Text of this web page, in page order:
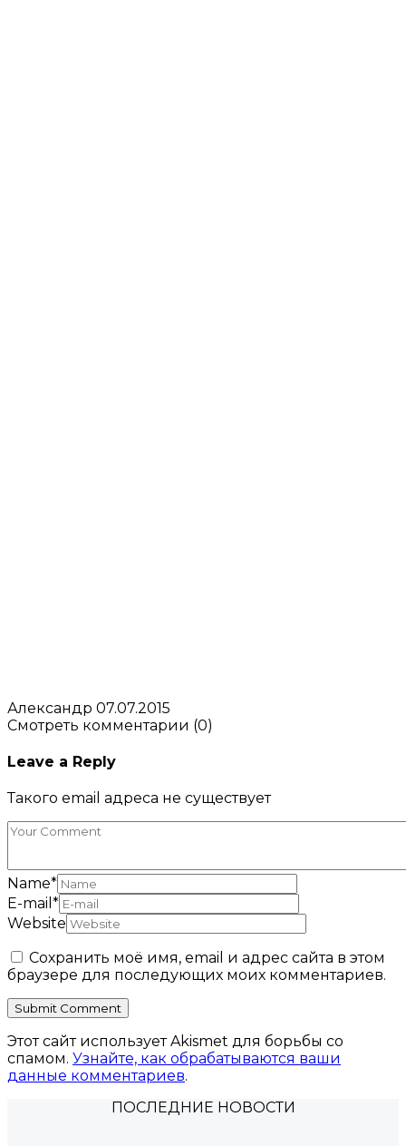
Александр 07.07.2015
Смотреть комментарии (0)
Leave a Reply
Такого email адреса не существует
Name*
E-mail *
Website
Сохранить моё имя, email и адрес сайта в этом
браузере для последующих моих комментариев.
Этот сайт использует Akismet для борьбы со
спамом. Узнайте, как обрабатываются ваши
данные комментариев.
ПОСЛЕДНИЕ НОВОСТИ